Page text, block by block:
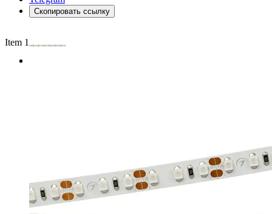
Скопировать ссылку
Item 1 of 3